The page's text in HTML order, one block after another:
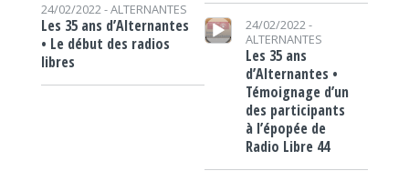
24/02/2022 -ALTERNANTES
Les 35 ans d’Alternantes
• Le début des radios
libres
Lecteur audio
24/02/2022 -
ALTERNANTES
Les 35 ans
d’Alternantes •
Témoignage d’un
des participants
à l’épopée de
Radio Libre 44